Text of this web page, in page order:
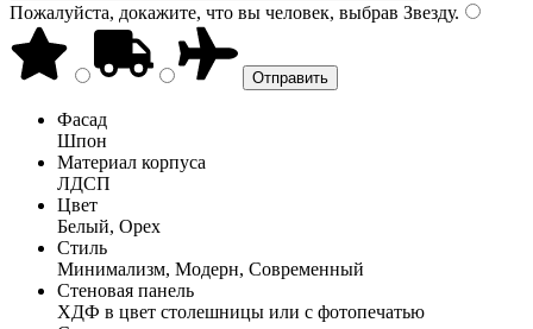
Пожалуйста, докажите, что вы человек, выбрав Звезду.
Фасад
Шпон
Материал корпуса
ЛДСП
Цвет
Белый, Орех
Стиль
Минимализм, Модерн, Современный
Стеновая панель
ХДФ в цвет столешницы или с фотопечатью